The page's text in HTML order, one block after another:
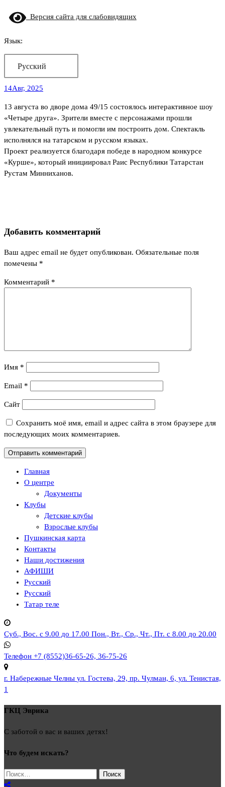
Версия сайта для слабовидящих
Язык:
Русский
14Авг, 2025
13 августа во дворе дома 49/15 состоялось интерактивное шоу
«Четыре друга». Зрители вместе с персонажами прошли
увлекательный путь и помогли им построить дом. Спектакль
исполнялся на татарском и русском языках.
Проект реализуется благодаря победе в народном конкурсе
«Курше», который инициировал Раис Республики Татарстан
Рустам Минниханов.
Добавить комментарий
Ваш адрес email не будет опубликован. Обязательные поля
помечены *
Комментарий *
Имя *
Email *
Сайт
Сохранить моё имя, email и адрес сайта в этом браузере для
последующих моих комментариев.
Главная
О центре
Документы
Клубы
Детские клубы
Взрослые клубы
Пушкинская карта
Контакты
Наши достижения
АФИШИ
Русский
Русский
Татар теле
Суб., Вос. с 9.00 до 17.00 Пон., Вт., Ср., Чт., Пт. с 8.00 до 20.00
Телефон +7 (8552)36-65-26, 36-75-26
г. Набережные Челны ул. Гостева, 29, пр. Чулман, 6, ул. Тенистая,
1
ГКЦ Эврика
С заботой о вас и ваших детях!
Что будем искать?
Найти: